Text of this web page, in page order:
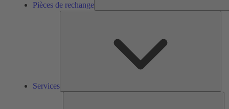
Pièces de rechange
Services